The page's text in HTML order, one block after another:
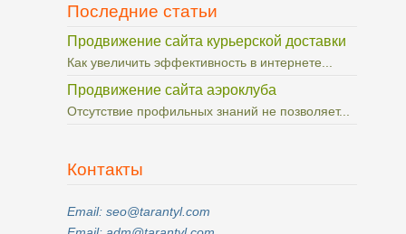
Последние статьи
Продвижение сайта курьерской доставки
Как увеличить эффективность в интернете...
Продвижение сайта аэроклуба
Отсутствие профильных знаний не позволяет...
Контакты
Email: seo@tarantyl.com